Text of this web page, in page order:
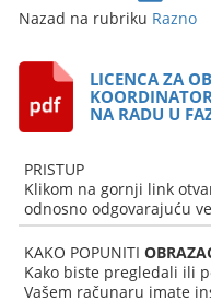
Nazad na rubriku Razno
LICENCA ZA
NA RADU U
PRISTUP
Klikom na gornji link
odnosno odgovarajuću
KAKO POPUNITI
Kako biste pregledali ili
Vašem računaru imate